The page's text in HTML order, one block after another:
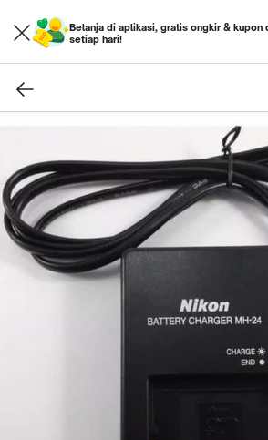
Belanja di aplikasi, gratis ongkir & kupon
setiap hari!